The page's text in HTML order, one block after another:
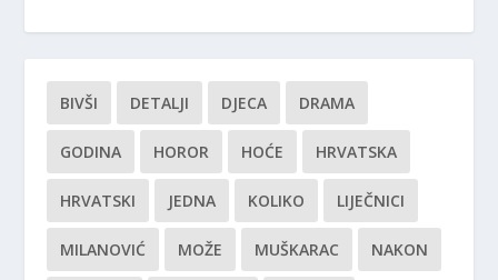
BIVŠI DETALJI DJECA DRAMA
GODINA HOROR HOĆE HRVATSKA
HRVATSKI JEDNA KOLIKO LIJEČNICI
MILANOVIĆ MOŽE MUŠKARAC NAKON